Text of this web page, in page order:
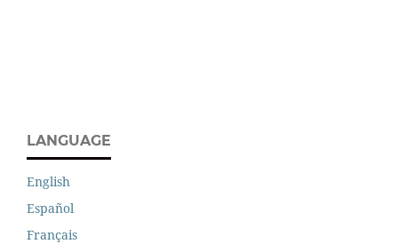
LANGUAGE
English
Español
Français